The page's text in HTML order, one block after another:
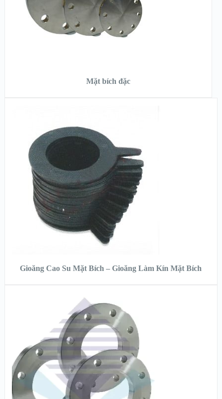
Mặt bích đặc
XEM NHANH
XEM CHI TIẾT
ĐỌC TIẾP
Gioăng Cao Su Mặt Bích – Gioăng Làm Kín Mặt Bích
XEM NHANH
XEM CHI TIẾT